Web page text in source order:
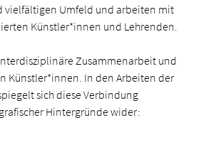
vielfältigen Umfeld und arbeiten mit
Künstler*innen und Lehrenden.
interdisziplinäre Zusammen­arbeit und
Künstler*innen. In den Arbeiten der
sich diese Verbindung
Hintergründe wider: